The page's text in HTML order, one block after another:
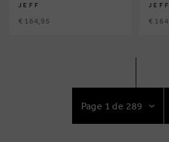
JEFF
€ 164,95
JEFF
€
AU